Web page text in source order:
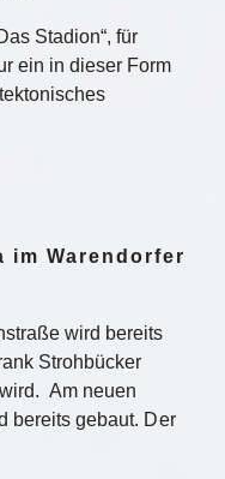
Stadion“, für
ein in dieser Form
im Warendorfer
wird bereits
Strohbücker
Am neuen
bereits gebaut. Der